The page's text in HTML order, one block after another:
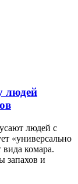
людей
людей с
«универсально
комара.
запахов и